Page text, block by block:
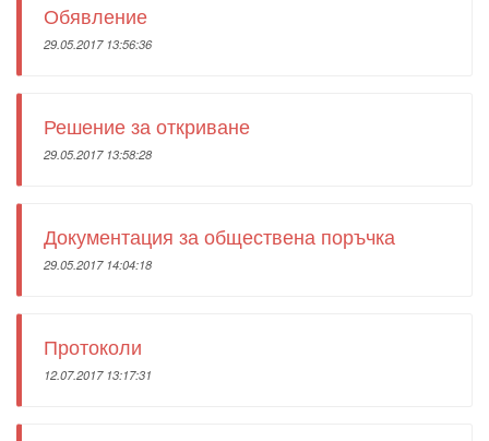
Обявление
29.05.2017 13:56:36
Решение за откриване
29.05.2017 13:58:28
Документация за обществена поръчка
29.05.2017 14:04:18
Протоколи
12.07.2017 13:17:31